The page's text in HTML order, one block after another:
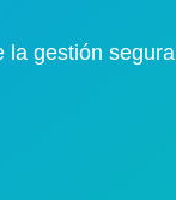
la gestión segura